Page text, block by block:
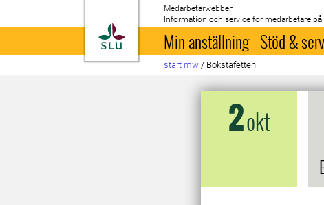
Till startsida
Medarbetarwebben
Information och service för medarbetare på
Min anställning Stöd &
start mw / Bokstafetten
2okt